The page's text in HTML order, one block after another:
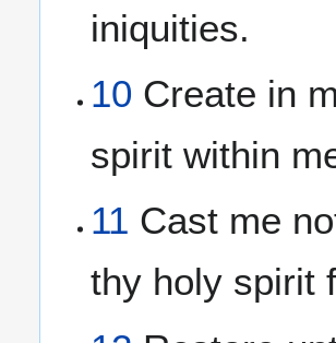
iniquities.
10 Create in
spirit within
11 Cast me
thy holy spirit